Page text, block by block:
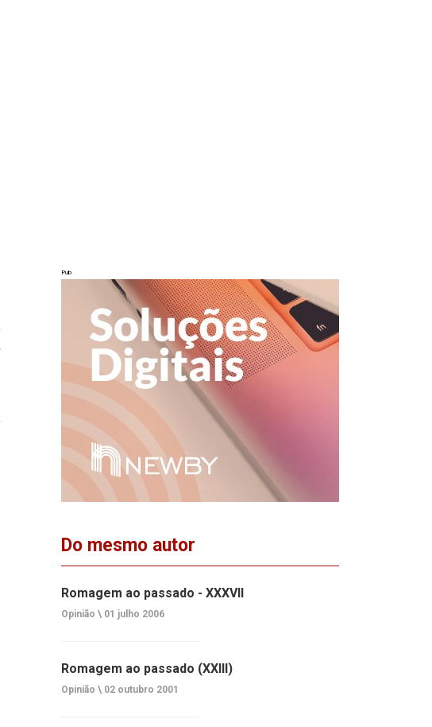
Pub
Do mesmo autor
Romagem ao passado - XXXVII
Opinião \ 01 julho 2006
Romagem ao passado (XXIII)
Opinião \ 02 outubro 2001